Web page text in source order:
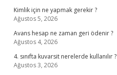
Kimlik için ne yapmak gerekir ?
Ağustos 5, 2026
Avans hesap ne zaman geri ödenir ?
Ağustos 4, 2026
4. sınıfta kuvarsit nerelerde kullanılır ?
Ağustos 3, 2026